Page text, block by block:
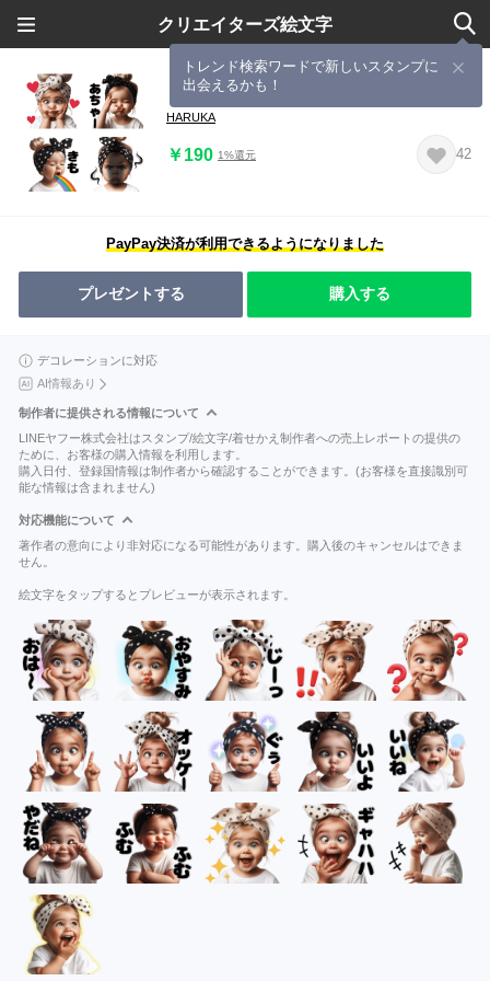
クリエイターズ絵文字
トレンド検索ワードで新しいスタンプに
出会えるかも！
【AI ガール 絵文字】至って真剣です‼️
HARUKA
￥190 1%還元 42
PayPay決済が利用できるようになりました
プレゼントする 購入する
デコレーションに対応
AI情報あり
制作者に提供される情報について
LINEヤフー株式会社はスタンプ/絵文字/着せかえ制作者への売上レポートの提供の
ために、お客様の購入情報を利用します。
購入日付、登録国情報は制作者から確認することができます。(お客様を直接識別可
能な情報は含まれません)
対応機能について
著作者の意向により非対応になる可能性があります。購入後のキャンセルはできま
せん。
絵文字をタップするとプレビューが表示されます。